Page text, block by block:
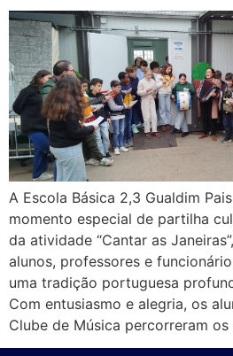
A Escola Básica 2,3 Gualdim
momento especial de partilha
da atividade “Cantar as
alunos, professores e
uma tradição portuguesa
Com entusiasmo e alegria, os
Clube de Música percorreram